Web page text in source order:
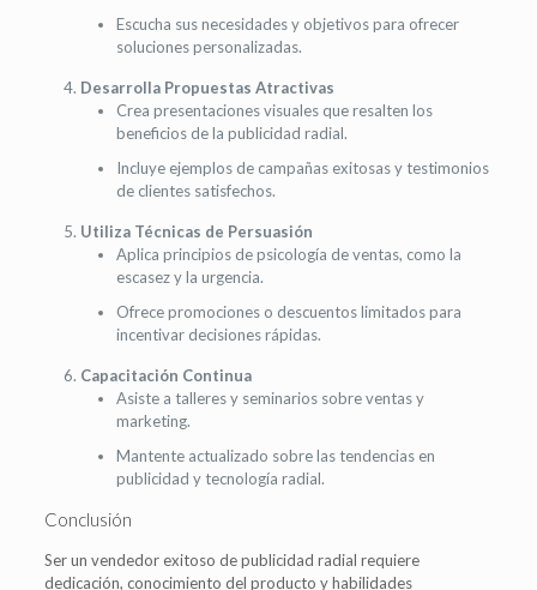
Escucha sus necesidades y objetivos para ofrecer
soluciones personalizadas.
Desarrolla Propuestas Atractivas
Crea presentaciones visuales que resalten los
beneficios de la publicidad radial.
Incluye ejemplos de campañas exitosas y testimonios
de clientes satisfechos.
Utiliza Técnicas de Persuasión
Aplica principios de psicología de ventas, como la
escasez y la urgencia.
Ofrece promociones o descuentos limitados para
incentivar decisiones rápidas.
Capacitación Continua
Asiste a talleres y seminarios sobre ventas y
marketing.
Mantente actualizado sobre las tendencias en
publicidad y tecnología radial.
Conclusión
Ser un vendedor exitoso de publicidad radial requiere
dedicación, conocimiento del producto y habilidades